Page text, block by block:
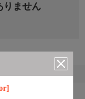
りません